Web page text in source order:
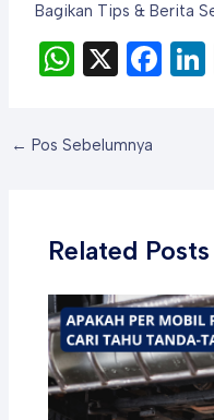
Bagikan Tips & Berita
W
at
s
p
p
X F
o
k
Post
← Pos Sebelumnya
Related Posts